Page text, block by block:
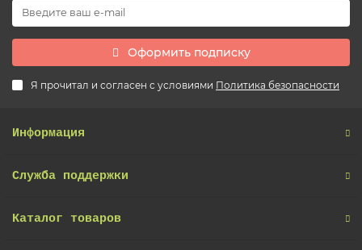
Оформить подписку
Я прочитал и согласен с условиями Политика безопасности
Информация
Служба поддержки
Каталог товаров